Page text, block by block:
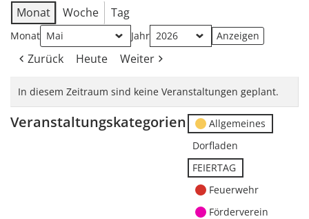
Monat Woche Tag
Monat Jahr
Zurück Heute Weiter
In diesem Zeitraum sind keine Veranstaltungen geplant.
Veranstaltungskategorien
Allgemeines
Dorfladen
FEIERTAG
Feuerwehr
Förderverein